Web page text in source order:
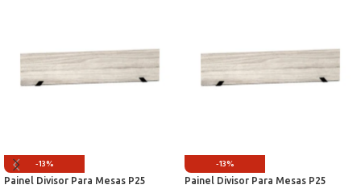
-13%
Painel Divisor Para Mesas P25
-13%
Painel Divisor Para Mesas P25